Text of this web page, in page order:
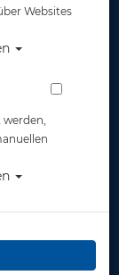
unserer
Websites
werden,